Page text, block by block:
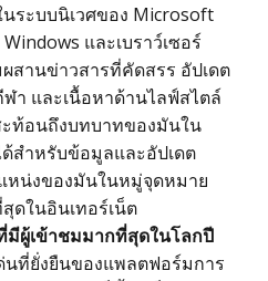
ระบบนิเวศของ Microsoft
และเบราว์เซอร์
สานข่าวสารที่คัดสรร อัปเดต
า และเนื้อหาด้านไลฟ์สไตล์
ท้อนถึงบทบาทของมันใน
สำหรับข้อมูลและอัปเดต
หน่งของมันในหมู่จุดหมาย
ดในอินเทอร์เน็ต
มีผู้เข้าชมมากที่สุดในโลกปี
นที่ยั่งยืนของแพลตฟอร์มการ